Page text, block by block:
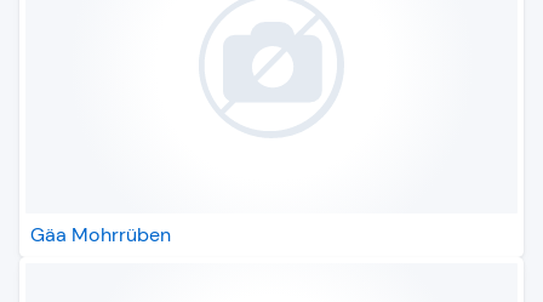
Gäa Mohrrüben